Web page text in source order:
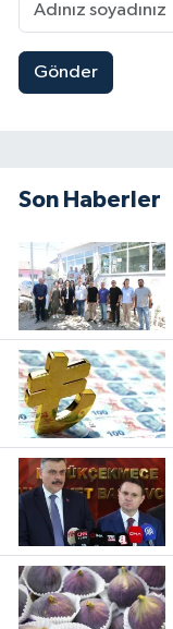
Gönder
Son Haberler